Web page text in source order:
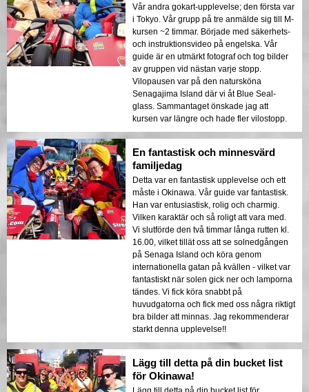
Vår andra gokart-upplevelse; den första var
i Tokyo. Vår grupp på tre anmälde sig till M-
kursen ~2 timmar. Började med säkerhets-
och instruktionsvideo på engelska. Vår
guide är en utmärkt fotograf och tog bilder
av gruppen vid nästan varje stopp.
Vilopausen var på den natursköna
Senagajima Island där vi åt Blue Seal-
glass. Sammantaget önskade jag att
kursen var längre och hade fler vilostopp.
En fantastisk och minnesvärd
familjedag
Detta var en fantastisk upplevelse och ett
måste i Okinawa. Vår guide var fantastisk.
Han var entusiastisk, rolig och charmig.
Vilken karaktär och så roligt att vara med.
Vi slutförde den två timmar långa rutten kl.
16.00, vilket tillät oss att se solnedgången
på Senaga Island och köra genom
internationella gatan på kvällen - vilket var
fantastiskt när solen gick ner och lamporna
tändes. Vi fick köra snabbt på
huvudgatorna och fick med oss några riktigt
bra bilder att minnas. Jag rekommenderar
starkt denna upplevelse!!
Lägg till detta på din bucket list
för Okinawa!